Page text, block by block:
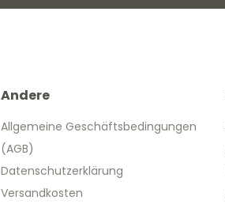
Andere
Allgemeine Geschäftsbedingungen
(AGB)
Datenschutzerklärung
Versandkosten